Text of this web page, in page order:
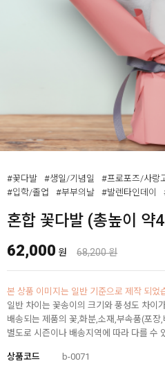
#꽃다발 #생일/기념일 #프로포즈/사랑
#입학/졸업
#부부의날 #발렌타인데이
혼합 꽃다발 (총높이 약
62,000 원 68,200 원
본 상품 이미지는 일반 기준으로 제작 되었
일반 차이는 꽃송이의 크기와 풍성도 차이
배송되는 제품의 꽃,화분,소재,부속품(포
별도로 시즌이나 배송지역에 따라 다를 수
상품코드 b-0071